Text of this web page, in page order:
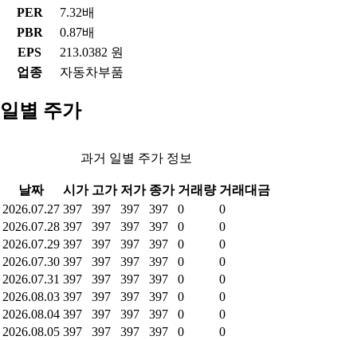
PER
7.32배
PBR
0.87배
EPS
213.0382 원
업종
자동차부품
일별 주가
과거 일별 주가 정보
날짜 시가 고가 저가 종가 거래량 거래대금
2026.07.27 397 397 397 397 0
0
2026.07.28 397 397 397 397 0
0
2026.07.29 397 397 397 397 0
0
2026.07.30 397 397 397 397 0
0
2026.07.31 397 397 397 397 0
0
2026.08.03 397 397 397 397 0
0
2026.08.04 397 397 397 397 0
0
2026.08.05 397 397 397 397 0 0